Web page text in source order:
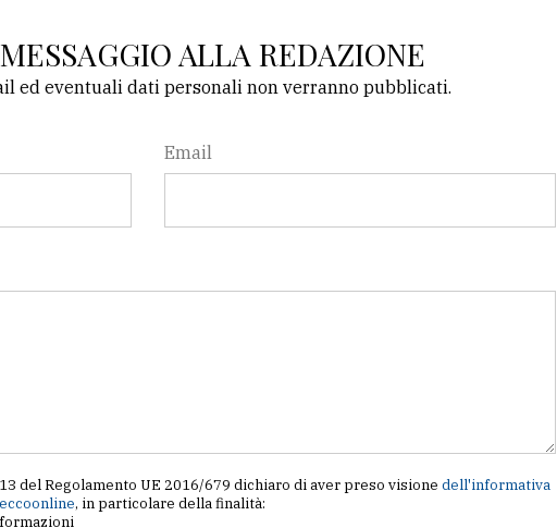
ALLA REDAZIONE
ed eventuali dati personali non verranno pubblicati.
Email
del Regolamento UE 2016/679 dichiaro di aver preso visione dell'informativa
, in particolare della finalità: